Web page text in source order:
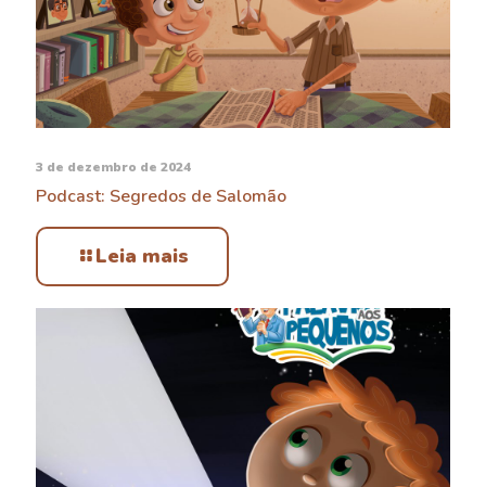
3 de dezembro de 2024
Podcast: Segredos de Salomão
Leia mais